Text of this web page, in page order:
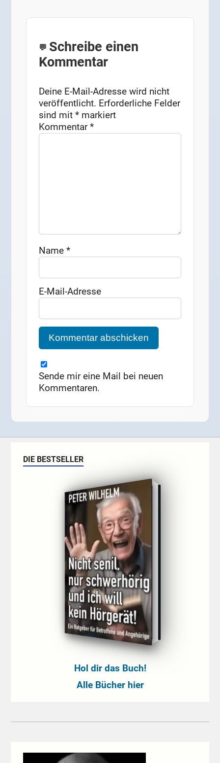
Schreibe einen
Kommentar
Deine E-Mail-Adresse wird nicht
veröffentlicht. Erforderliche Felder
sind mit* markiert
Kommentar*
Name*
E-Mail-Adresse
Sende mir eine Mail bei neuen
Kommentaren.
DIE BESTSELLER
Hol dir das Buch!
Alle Bücher hier